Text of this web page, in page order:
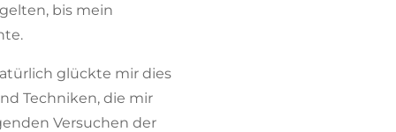
bis mein
glückte mir dies
Techniken, die mir
Versuchen der